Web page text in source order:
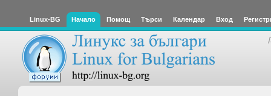
Linux-BG Начало Помощ Търси Календар Вход